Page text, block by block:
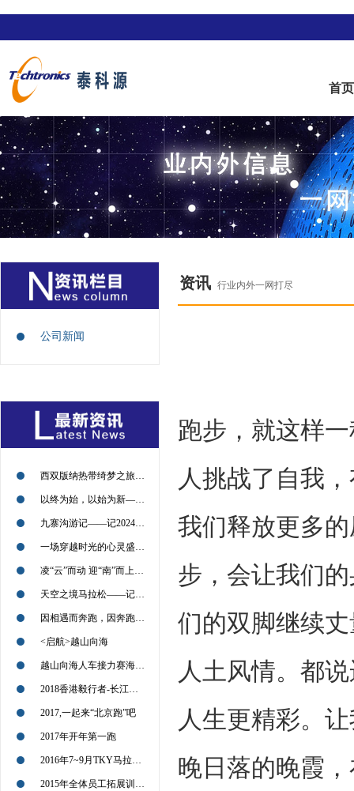
首页
公司新闻
西双版纳热带绮梦之旅——记2024年09月13日
以终为始，以始为新——记2024年09月11日
九寨沟游记——记2024年09月09日
一场穿越时光的心灵盛宴——记2024年09月09日
凌“云”而动 迎“南”而上——2024年08月30日
天空之境马拉松——记2024年7月21日
因相遇而奔跑，因奔跑而相遇——2022北京喇叭沟越野挑战赛回顾
<启航>越山向海
越山向海人车接力赛海南赛的小伙伴们，加油
2018香港毅行者-长江冲锋对
2017,一起来“北京跑”吧
2017年开年第一跑
2016年7~9月TKY马拉松征战路径图
2015年全体员工拓展训练活动回顾
资讯 行业内外一网打尽
跑步，就这样
人挑战了自我
我们释放更多
步，会让我们
们的双脚继续
人土风情。都
人生更精彩。
晚日落的晚霞